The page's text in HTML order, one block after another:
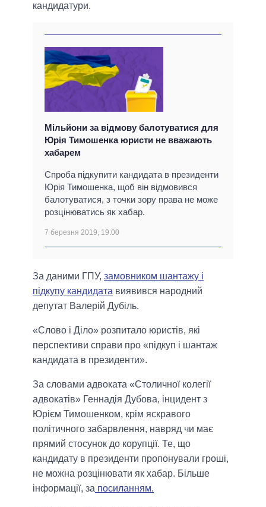
кандидатури.
Мільйони за відмову балотуватися для
Юрія Тимошенка юристи не вважають
хабарем
Спроба підкупити кандидата в президенти
Юрія Тимошенка, щоб він відмовився
балотуватися, з точки зору права не може
розцінюватись як хабар.
7 березня 2019, 19:00
За даними ГПУ, замовником шантажу і
підкупу кандидата виявився народний
депутат Валерій Дубіль.
«Слово і Діло» розпитало юристів, які
перспективи справи про «підкуп і шантаж
кандидата в президенти».
За словами адвоката «Столичної колегії
адвокатів» Геннадія Дубова, інцидент з
Юрієм Тимошенком, крім яскравого
політичного забарвлення, навряд чи має
прямий стосунок до корупції. Те, що
кандидату в президенти пропонували гроші,
не можна розцінювати як хабар. Більше
інформації, за посиланням.